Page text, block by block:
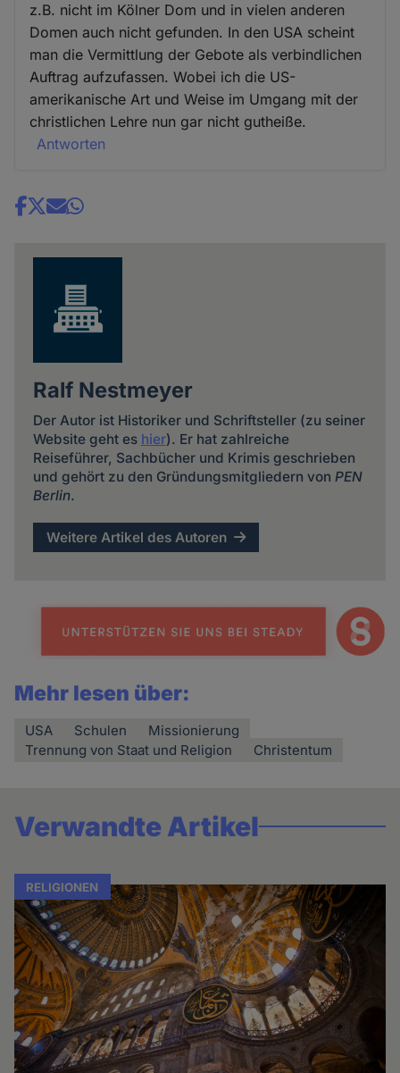
z.B. nicht im Kölner Dom und in vielen anderen
Domen auch nicht gefunden. In den USA scheint
man die Vermittlung der Gebote als verbindlichen
Auftrag aufzufassen. Wobei ich die US-
amerikanische Art und Weise im Umgang mit der
christlichen Lehre nun gar nicht gutheiße.
Antworten
Share
Ralf Nestmeyer
Der Autor ist Historiker und Schriftsteller (zu seiner
Website geht es hier). Er hat zahlreiche
Reiseführer, Sachbücher und Krimis geschrieben
und gehört zu den Gründungsmitgliedern von PEN
Berlin.
Weitere Artikel des Autoren
Mehr lesen über:
USA Schulen
Missionierung
Trennung von Staat und Religion
Christentum
Verwandte Artikel
RELIGIONEN